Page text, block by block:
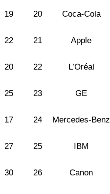
19 20 Coca-Cola
22 21 Apple
20 22 L’Oréal
25 23 GE
17 24 Mercedes-Benz
27 25 IBM
30 26 Canon